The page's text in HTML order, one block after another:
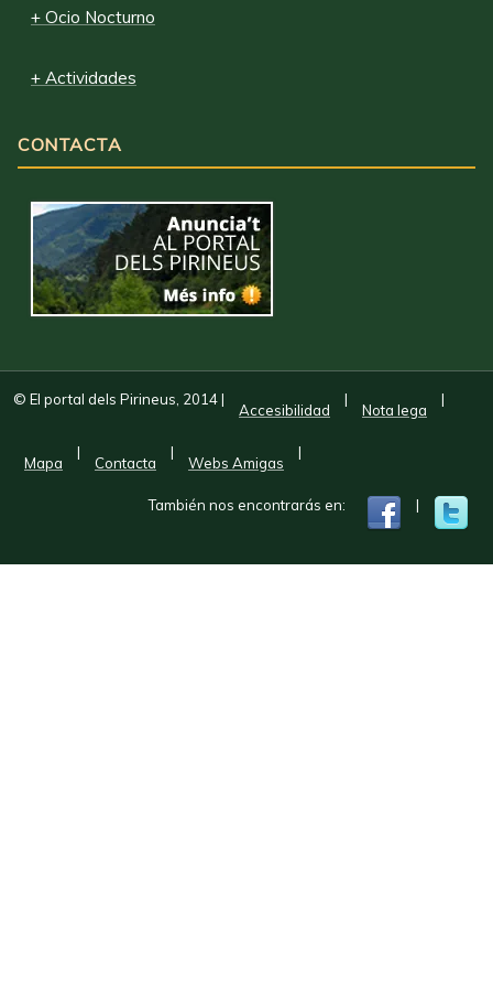
+ Ocio Nocturno
+ Actividades
CONTACTA
© El portal dels Pirineus, 2014|
Accesibilidad
|
Nota lega
|
Mapa
|
Contacta
|
Webs Amigas
|
También nos encontrarás en: |